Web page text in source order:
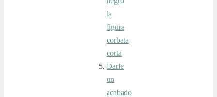
la
figura
corbata
corta
Darle
un
acabado